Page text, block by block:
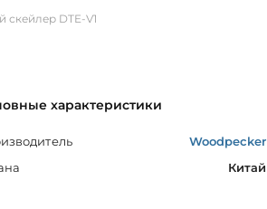
скейлер DTE-V1
характеристики
Woodpecker
Китай